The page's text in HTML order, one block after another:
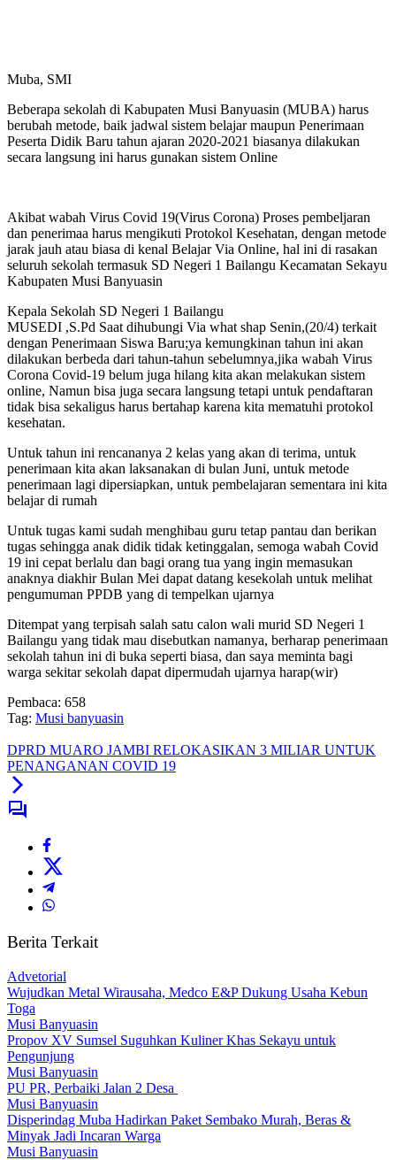
Muba, SMI
Beberapa sekolah di Kabupaten Musi Banyuasin (MUBA) harus
berubah metode, baik jadwal sistem belajar maupun Penerimaan
Peserta Didik Baru tahun ajaran 2020-2021 biasanya dilakukan
secara langsung ini harus gunakan sistem Online
Akibat wabah Virus Covid 19(Virus Corona) Proses pembeljaran
dan penerimaa harus mengikuti Protokol Kesehatan, dengan metode
jarak jauh atau biasa di kenal Belajar Via Online, hal ini di rasakan
seluruh sekolah termasuk SD Negeri 1 Bailangu Kecamatan Sekayu
Kabupaten Musi Banyuasin
Kepala Sekolah SD Negeri 1 Bailangu
MUSEDI ,S.Pd Saat dihubungi Via what shap Senin,(20/4) terkait
dengan Penerimaan Siswa Baru;ya kemungkinan tahun ini akan
dilakukan berbeda dari tahun-tahun sebelumnya,jika wabah Virus
Corona Covid-19 belum juga hilang kita akan melakukan sistem
online, Namun bisa juga secara langsung tetapi untuk pendaftaran
tidak bisa sekaligus harus bertahap karena kita mematuhi protokol
kesehatan.
Untuk tahun ini rencananya 2 kelas yang akan di terima, untuk
penerimaan kita akan laksanakan di bulan Juni, untuk metode
penerimaan lagi dipersiapkan, untuk pembelajaran sementara ini kita
belajar di rumah
Untuk tugas kami sudah menghibau guru tetap pantau dan berikan
tugas sehingga anak didik tidak ketinggalan, semoga wabah Covid
19 ini cepat berlalu dan bagi orang tua yang ingin memasukan
anaknya diakhir Bulan Mei dapat datang kesekolah untuk melihat
pengumuman PPDB yang di tempelkan ujarnya
Ditempat yang terpisah salah satu calon wali murid SD Negeri 1
Bailangu yang tidak mau disebutkan namanya, berharap penerimaan
sekolah tahun ini di buka seperti biasa, dan saya meminta bagi
warga sekitar sekolah dapat dipermudah ujarnya harap(wir)
Pembaca: 658
Tag: Musi banyuasin
DPRD MUARO JAMBI RELOKASIKAN 3 MILIAR UNTUK
PENANGANAN COVID 19
Berita Terkait
Advetorial
Wujudkan Metal Wirausaha, Medco E&P Dukung Usaha Kebun
Toga
Musi Banyuasin
Propov XV Sumsel Suguhkan Kuliner Khas Sekayu untuk
Pengunjung
Musi Banyuasin
PU PR, Perbaiki Jalan 2 Desa
Musi Banyuasin
Disperindag Muba Hadirkan Paket Sembako Murah, Beras &
Minyak Jadi Incaran Warga
Musi Banyuasin